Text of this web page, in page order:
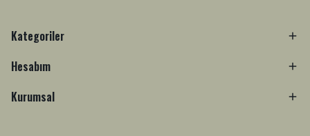
Kategoriler
Hesabım
Kurumsal